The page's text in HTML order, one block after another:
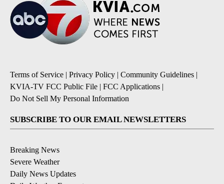
Terms of Service | Privacy Policy | Community Guidelines |
KVIA-TV FCC Public File | FCC Applications |
Do Not Sell My Personal Information
SUBSCRIBE TO OUR EMAIL NEWSLETTERS
Breaking News
Severe Weather
Daily News Updates